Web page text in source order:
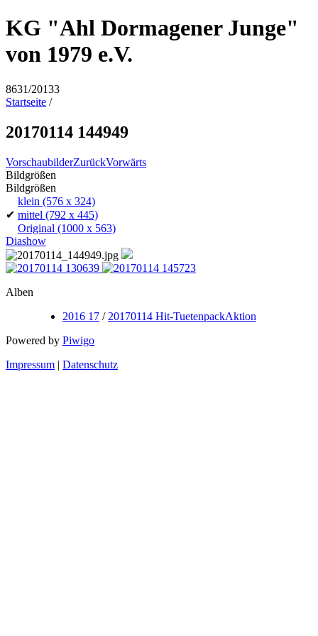
KG "Ahl Dormagener Junge"
von 1979 e.V.
8631/20133
Startseite /
20170114 144949
VorschaubilderZurückVorwärts
Bildgrößen
Bildgrößen
klein (576 x 324)
✔ mittel (792 x 445)
Original (1000 x 563)
Diashow
Alben
2016 17 / 20170114 Hit-TuetenpackAktion
Powered by Piwigo
Impressum | Datenschutz